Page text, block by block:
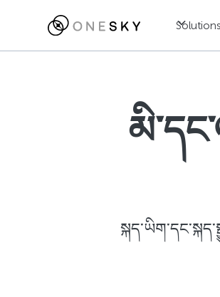
Solutions